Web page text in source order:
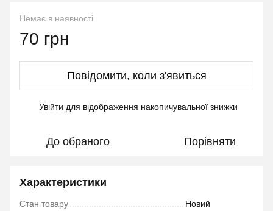
Немає в наявності
70 грн
Повідомити, коли з'явиться
Увійти для відображення накопичувальної знижки
До обраного Порівняти
Характеристики
Стан товару Новий